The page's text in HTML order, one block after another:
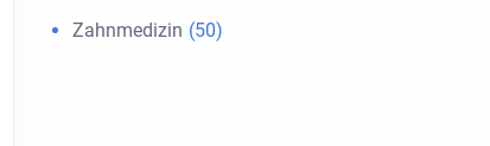
Zahnmedizin (50)